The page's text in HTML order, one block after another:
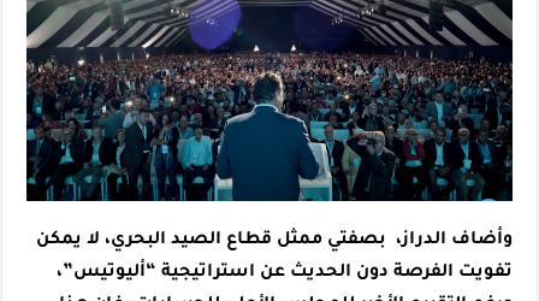
وأضاف الدراز، بصفتي ممثل قطاع الصيد البحري، لا يمكن
تفويت الفرصة دون الحديث عن استراتيجية “أليوتيس”،